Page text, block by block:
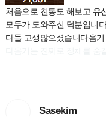
처음으로 천통도 해보고 유
모두가 도와주신 덕분입니
다들 고생많으셨습니다음
Sasekim